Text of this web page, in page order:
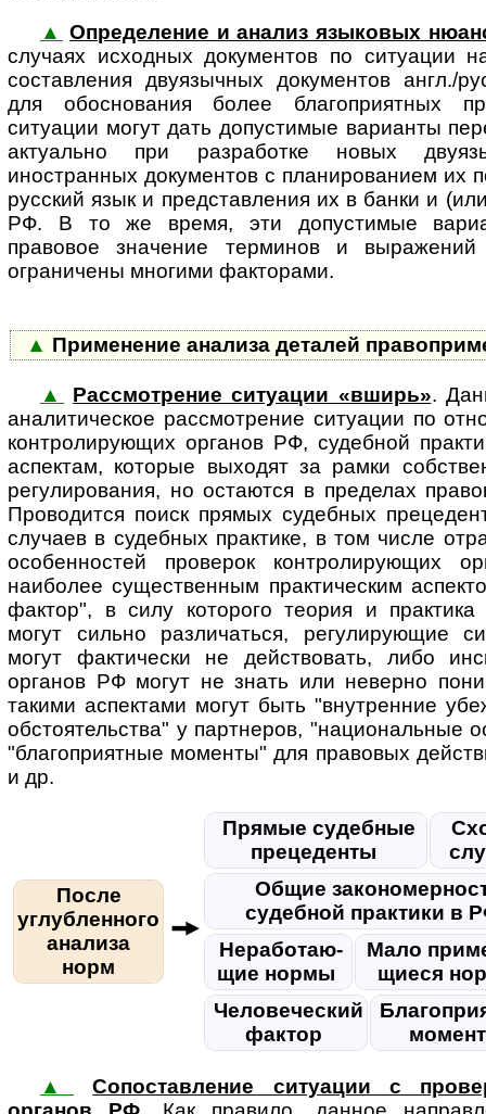
▲ Определение и анализ языковых
случаях исходных документов по ситуации
составления двуязычных документов англ./
для обоснования более благоприятных
ситуации могут дать допустимые варианты
актуально при разработке новых
иностранных документов с планированием их
русский язык и представления их в банки и
РФ. В то же время, эти допустимые
правовое значение терминов и
ограничены многими факторами.
▲ Применение анализа деталей
▲ Рассмотрение ситуации «вширь».
ана­ли­ти­чес­кое рассмотрение си­ту­а­ции по
контролирующих органов РФ, судебной
аспектам, которые выходят за рамки
регулирования, но остаются в пределах
Проводится поиск прямых судебных
случаев в судебных практике, в том числе
особенностей проверок контролирующих
наиболее существенным практическим
фактор", в силу которого теория и практика
могут сильно различаться, регулирующие
могут фактически не действовать, либо
органов РФ могут не знать или неверно
такими аспектами могут быть "внутренние
обстоятельства" у партнеров, "национальные
"благоприятные моменты" для правовых
и др.
После
углубленного
анализа
норм
Прямые судебные
прецеденты
Общие
судебной практики в
Нера­бо­та­ю­
щие нормы
Мало
щи­еся
Человеческий
фактор
▲
Сопоставление ситуации с